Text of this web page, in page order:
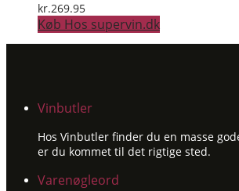
kr.269.95
Køb Hos supervin.dk
Vinbutler
Hos Vinbutler finder du en masse
er du kommet til det rigtige sted.
Varenøgleord